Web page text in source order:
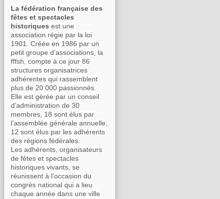
La fédération française des
fêtes et spectacles
historiques est une
association régie par la loi
1901. Créée en 1986 par un
petit groupe d’associations, la
fffsh, compte à ce jour 86
structures organisatrices
adhérentes qui rassemblent
plus de 20 000 passionnés.
Elle est gérée par un conseil
d’administration de 30
membres, 18 sont élus par
l’assemblée générale annuelle,
12 sont élus par les adhérents
des régions fédérales.
Les adhérents, organisateurs
de fêtes et spectacles
historiques vivants, se
réunissent à l’occasion du
congrès national qui a lieu
chaque année dans une ville